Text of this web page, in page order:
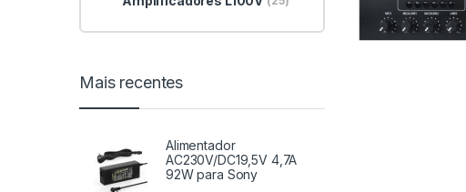
Mais recentes
Alimentador
AC230V/DC19,5V 4,7A
92W para Sony